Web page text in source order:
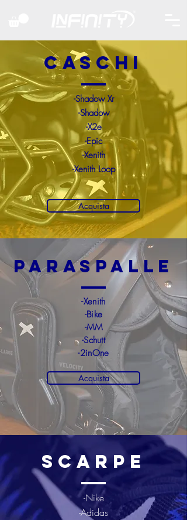
CASCHI
-Shadow Xr
-Shadow
-X2e
-Epic
-Xenith
-Xenith Loop
Acquista
Paraspalle
-Xenith
-Bike
-MM
-Schutt
-2inOne
Acquista
Scarpe
-Nike
-Adidas